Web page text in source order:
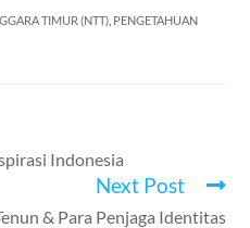
TIMUR (NTT) PENGETAHUAN
Indonesia
Next Post
& Para Penjaga Identitas